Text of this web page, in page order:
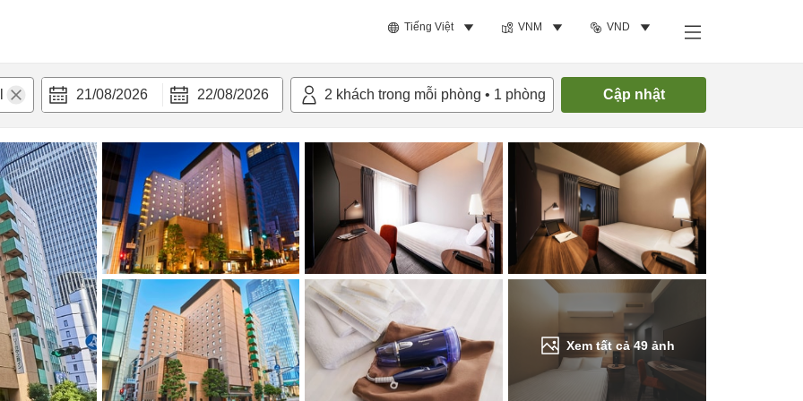
Tiếng Việt VNM VND
21/08/2026 22/08/2026 2 khách trong mỗi phòng • 1 phòng Cập nhật
Xem tất cả49 ảnh
nghi Tìm phòng trống